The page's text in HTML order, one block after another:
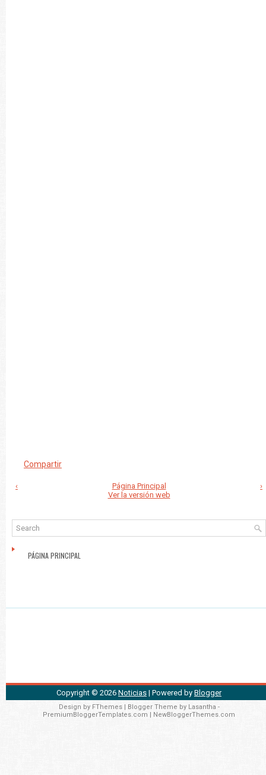
Compartir
‹ ›
Página Principal
Ver la versión web
PÁGINA PRINCIPAL
Copyright © 2026 Noticias | Powered by Blogger
Design by FThemes| Blogger Theme by Lasantha -
PremiumBloggerTemplates.com | NewBloggerThemes.com